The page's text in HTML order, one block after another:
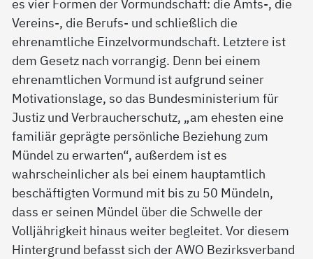
es vier Formen der Vormundschaft: die Amts-, die
Vereins-, die Berufs- und schließlich die
ehrenamtliche Einzelvormundschaft. Letztere ist
dem Gesetz nach vorrangig. Denn bei einem
ehrenamtlichen Vormund ist aufgrund seiner
Motivationslage, so das Bundesministerium für
Justiz und Verbraucherschutz, „am ehesten eine
familiär geprägte persönliche Beziehung zum
Mündel zu erwarten“, außerdem ist es
wahrscheinlicher als bei einem hauptamtlich
beschäftigten Vormund mit bis zu 50 Mündeln,
dass er seinen Mündel über die Schwelle der
Volljährigkeit hinaus weiter begleitet. Vor diesem
Hintergrund befasst sich der AWO Bezirksverband